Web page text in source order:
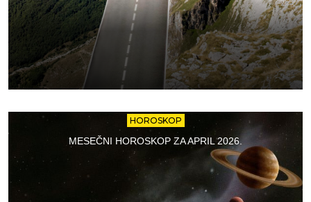
HOROSKOP
MESEČNI HOROSKOP ZA APRIL 2026.